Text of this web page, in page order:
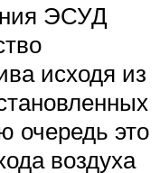
ЭСУД
исходя из
очередь это
воздуха